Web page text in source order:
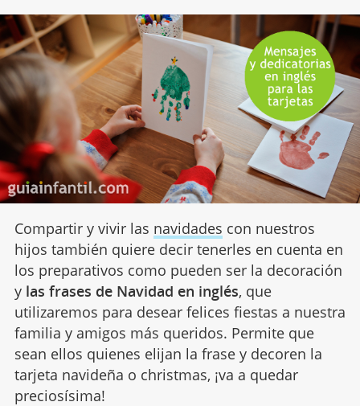
Compartir y vivir las navidades con nuestros
hijos también quiere decir tenerles en cuenta en
los preparativos como pueden ser la decoración
y las frases de Navidad en inglés, que
utilizaremos para desear felices fiestas a nuestra
familia y amigos más queridos. Permite que
sean ellos quienes elijan la frase y decoren la
tarjeta navideña o christmas, ¡va a quedar
preciosísima!